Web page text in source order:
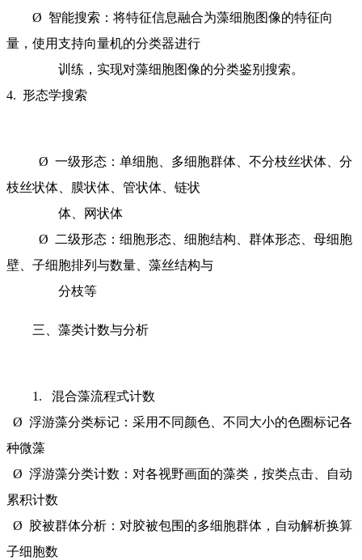
Ø 智能搜索：将特征信息融合为藻细胞图像的特征向
量，使用支持向量机的分类器进行
训练，实现对藻细胞图像的分类鉴别搜索。
4. 形态学搜索
Ø 一级形态：单细胞、多细胞群体、不分枝丝状体、分
枝丝状体、膜状体、管状体、链状
体、网状体
Ø 二级形态：细胞形态、细胞结构、群体形态、母细胞
壁、子细胞排列与数量、藻丝结构与
分枝等
三、藻类计数与分析
1. 混合藻流程式计数
Ø 浮游藻分类标记：采用不同颜色、不同大小的色圈标记各
种微藻
Ø 浮游藻分类计数：对各视野画面的藻类，按类点击、自动
累积计数
Ø 胶被群体分析：对胶被包围的多细胞群体，自动解析换算
子细胞数